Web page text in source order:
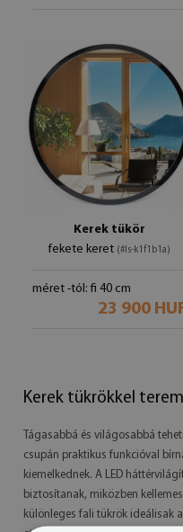
Kerek tükör
fekete keret (#ls-k1f1b1a)
méret -tól: fi 40 cm
23 900
Kerek tükrökkel
Tágasabbá és világosabbá
csupán praktikus funkcióval
kiemelkednek. A LED
biztosítanak, miközben
különleges fali tükrök ideálisak